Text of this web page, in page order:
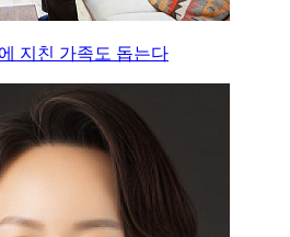
지친 가족도 돕는다